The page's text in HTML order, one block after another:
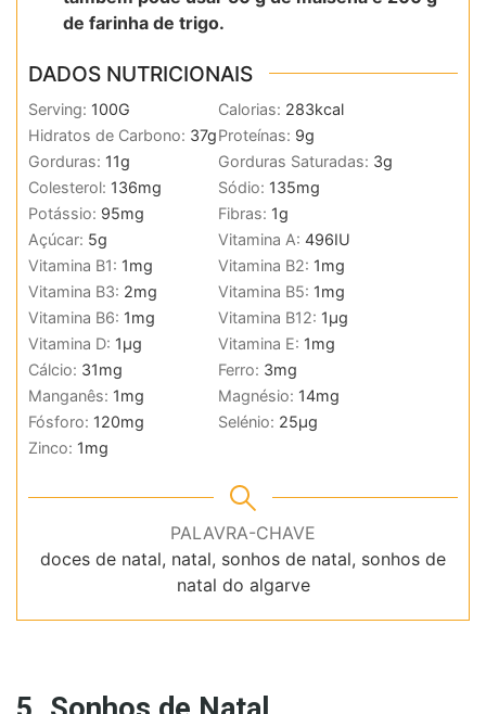
de farinha de trigo.
DADOS NUTRICIONAIS
Serving: 100G Calorias: 283kcal
Hidratos de Carbono: 37gProteínas: 9g
Gorduras: 11g Gorduras Saturadas: 3g
Colesterol: 136mg Sódio: 135mg
Potássio: 95mg Fibras: 1g
Açúcar: 5g Vitamina A: 496IU
Vitamina B1: 1mg Vitamina B2: 1mg
Vitamina B3: 2mg Vitamina B5: 1mg
Vitamina B6: 1mg Vitamina B12: 1µg
Vitamina D: 1µg Vitamina E: 1mg
Cálcio: 31mg Ferro: 3mg
Manganês: 1mg Magnésio: 14mg
Fósforo: 120mg Selénio: 25µg
Zinco: 1mg
PALAVRA-CHAVE
doces de natal, natal, sonhos de natal, sonhos de
natal do algarve